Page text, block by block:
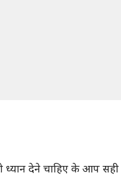
ध्यान देने चाहिए के आप